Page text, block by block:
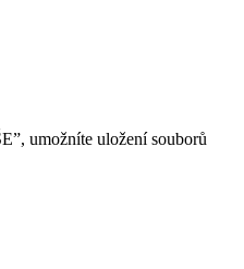
umožníte uložení souborů